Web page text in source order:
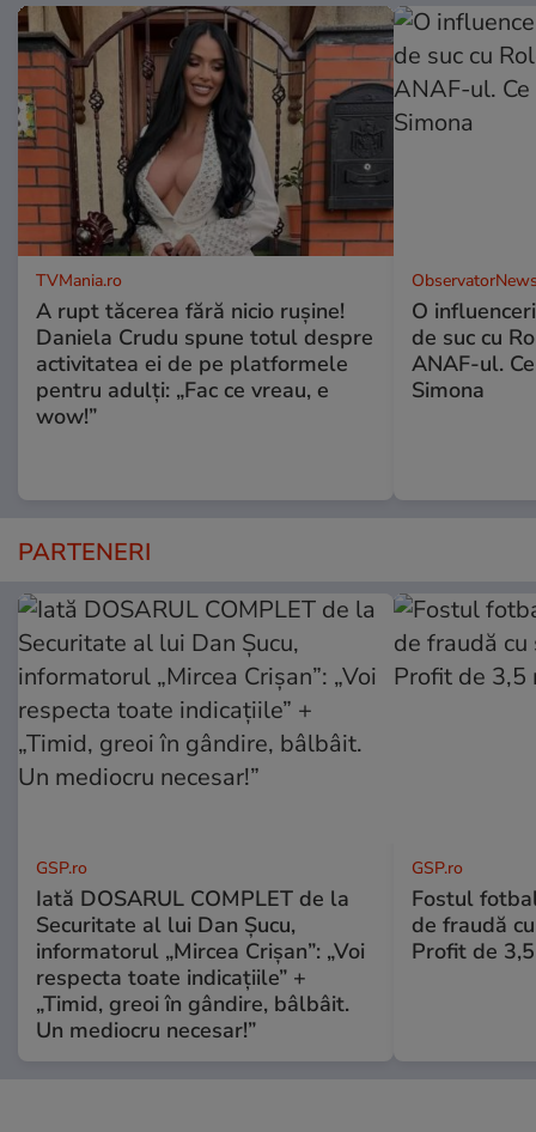
TVMania.ro
A rupt tăcerea fără nicio rușine!
Daniela Crudu spune totul despre
activitatea ei de pe platformele
pentru adulți: „Fac ce vreau, e
wow!”
O
de suc cu
ANAF-ul.
Simona
PARTENERI
GSP.ro
Iată DOSARUL COMPLET de la
Securitate al lui Dan Șucu,
informatorul „Mircea Crișan”: „Voi
respecta toate indicațiile” +
„Timid, greoi în gândire, bâlbâit.
Un mediocru necesar!”
GSP.ro
Fostul
de fraudă
Profit de